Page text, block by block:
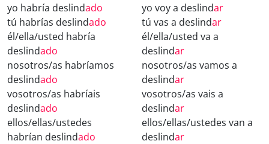
yo habría deslindado
tú habrías deslindado
él/ella/usted habría
deslindado
nosotros/as habríamos
deslindado
vosotros/as habríais
deslindado
ellos/ellas/ustedes
habrían deslindado
yo voy a deslindar
tú vas a deslindar
él/ella/usted va a
deslindar
nosotros/as vamos a
deslindar
vosotros/as vais a
deslindar
ellos/ellas/ustedes van a
deslindar